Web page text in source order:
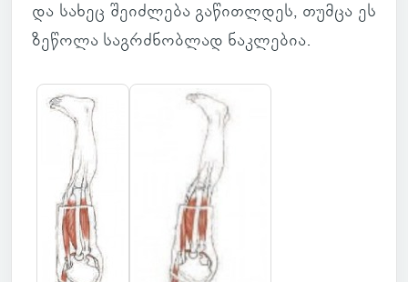
და სახეც შე­იძ­ლება გა­წით­ლდეს, თუმცა ეს
ზე­წოლა საგ­რძნობ­ლად ნაკ­ლე­ბია.